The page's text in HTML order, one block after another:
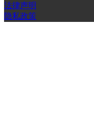
法律声明
隐私政策